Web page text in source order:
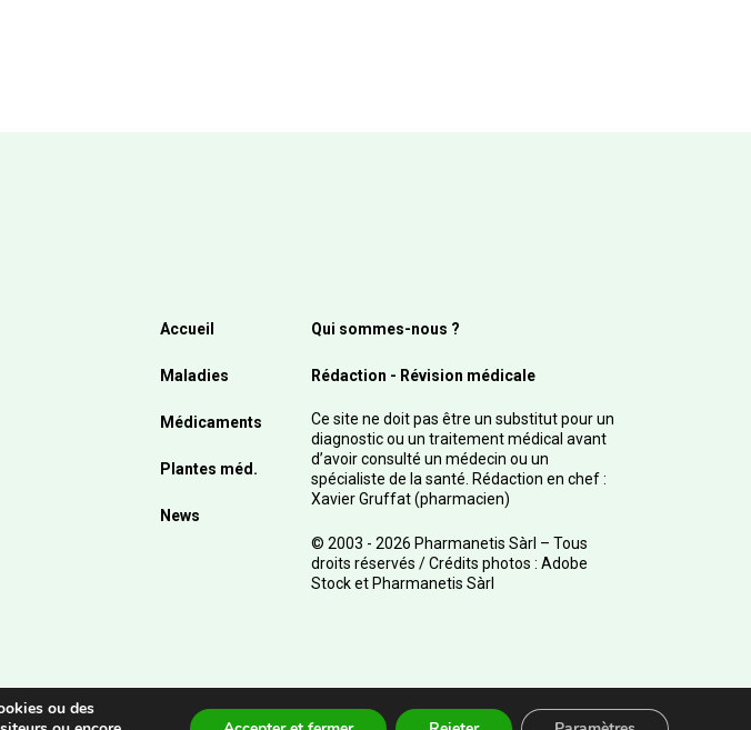
Accueil
Maladies
Médicaments
Plantes méd.
News
Qui sommes-nous ?
Rédaction - Révision médicale
Ce site ne doit pas être un substitut pour un
diagnostic ou un traitement médical avant
d’avoir consulté un médecin ou un
spécialiste de la santé. Rédaction en chef :
Xavier Gruffat (pharmacien)
© 2003 - 2026 Pharmanetis Sàrl – Tous
droits réservés / Crédits photos : Adobe
Stock et Pharmanetis Sàrl
ou des